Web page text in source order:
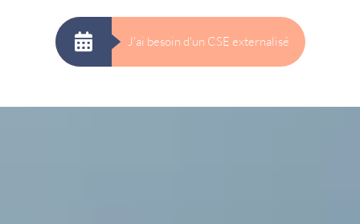
J'ai besoin d'un CSE externalisé